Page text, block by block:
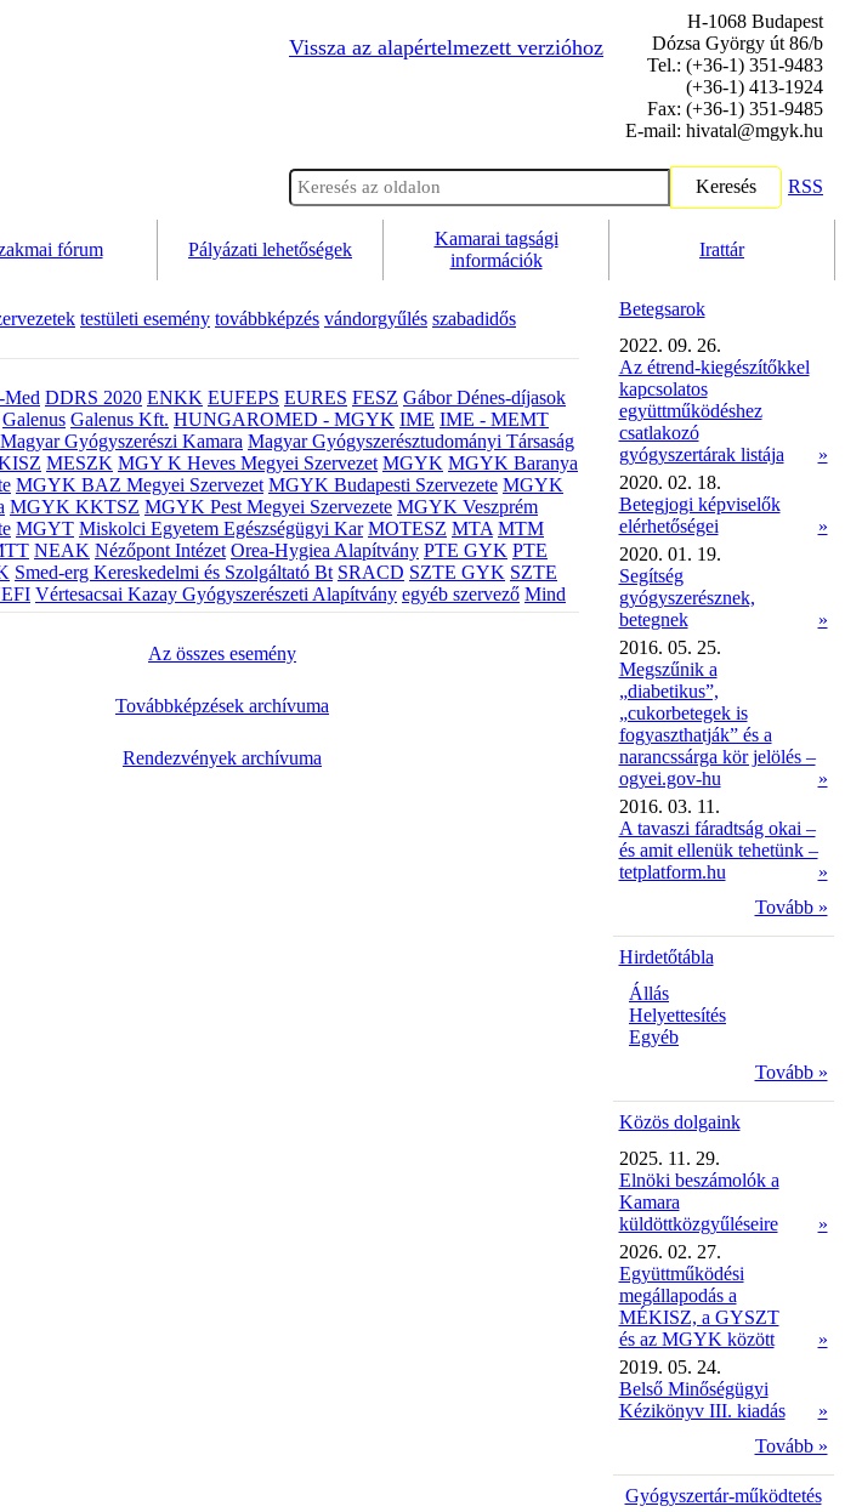
Vissza az alapértelmezett verzióhoz
H-1068 Budapest
Dózsa György út 86/b
Tel.: (+36-1) 351-9483
(+36-1) 413-1924
Fax: (+36-1) 351-9485
E-mail: hivatal@mgyk.hu
Keresés RSS
fórum Pályázati lehetőségek
Kamarai tagsági
információk
Irattár
testületi esemény továbbképzés vándorgyűlés szabadidős
Med DDRS 2020 ENKK EUFEPS EURES FESZ Gábor Dénes-díjasok
Galenus Galenus Kft. HUNGAROMED - MGYK IME IME - MEMT
Magyar Gyógyszerészi Kamara Magyar Gyógyszerésztudományi Társaság
MESZK MGY K Heves Megyei Szervezet MGYK MGYK Baranya
MGYK BAZ Megyei Szervezet MGYK Budapesti Szervezete MGYK
MGYK KKTSZ MGYK Pest Megyei Szervezete MGYK Veszprém
MGYT Miskolci Egyetem Egészségügyi Kar MOTESZ MTA MTM
NEAK Nézőpont Intézet Orea-Hygiea Alapítvány PTE GYK PTE
Smed-erg Kereskedelmi és Szolgáltató Bt SRACD SZTE GYK SZTE
Vértesacsai Kazay Gyógyszerészeti Alapítvány egyéb szervező Mind
Az összes esemény
Továbbképzések archívuma
Rendezvények archívuma
Betegsarok
2022. 09. 26.
Az étrend-kiegészítőkkel
kapcsolatos
együttműködéshez
csatlakozó
gyógyszertárak listája
»
2020. 02. 18.
Betegjogi képviselők
elérhetőségei
»
2020. 01. 19.
Segítség
gyógyszerésznek,
betegnek
»
2016. 05. 25.
Megszűnik a
„diabetikus”,
„cukorbetegek is
fogyaszthatják” és a
narancssárga kör jelölés –
ogyei.gov-hu
»
2016. 03. 11.
A tavaszi fáradtság okai –
és amit ellenük tehetünk –
tetplatform.hu
»
Tovább »
Hirdetőtábla
Állás
Helyettesítés
Egyéb
Tovább »
Közös dolgaink
2025. 11. 29.
Elnöki beszámolók a
Kamara
küldöttközgyűléseire
»
2026. 02. 27.
Együttműködési
megállapodás a
MÉKISZ, a GYSZT
és az MGYK között
»
2019. 05. 24.
Belső Minőségügyi
Kézikönyv III. kiadás
»
Tovább »
Gyógyszertár-működtetés